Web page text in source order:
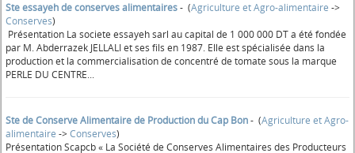
Ste essayeh de conserves alimentaires- (Agriculture et Agro-alimentaire ->
Conserves)
Présentation La societe essayeh sarl au capital de 1 000 000 DT a été fondée
par M. Abderrazek JELLALI et ses fils en 1987. Elle est spécialisée dans la
production et la commercialisation de concentré de tomate sous la marque
PERLE DU CENTRE...
Ste de Conserve Alimentaire de Production du Cap Bon- (Agriculture et Agro-
alimentaire ->Conserves)
Présentation Scapcb « La Société de Conserves Alimentaires des Producteurs